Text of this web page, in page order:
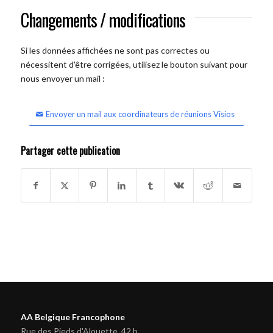
Changements / modifications
Si les données affichées ne sont pas correctes ou
nécessitent d'être corrigées, utilisez le bouton suivant pour
nous envoyer un mail :
Envoyer un mail aux coordinateurs de réunions Visios
Partager cette publication
AA Belgique Francophone
Rue des Pieds d'Alouette, 42 b